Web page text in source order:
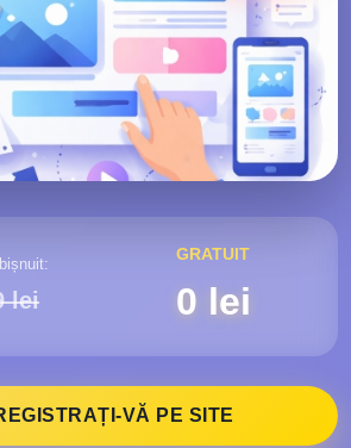
lei
GRATUIT
0 lei
VĂ PE SITE